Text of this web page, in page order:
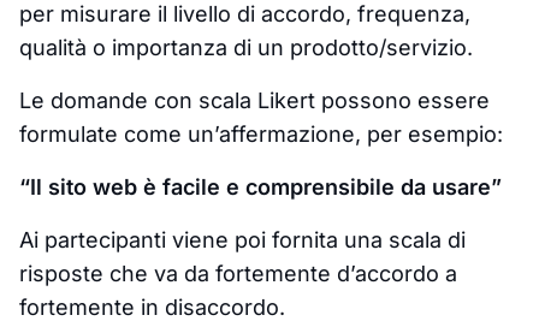
per misurare il livello di accordo, frequenza,
qualità o importanza di un prodotto/servizio.
Le domande con scala Likert possono essere
formulate come un’affermazione, per esempio:
“Il sito web è facile e comprensibile da usare”
Ai partecipanti viene poi fornita una scala di
risposte che va da fortemente d’accordo a
fortemente in disaccordo.